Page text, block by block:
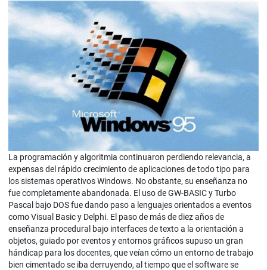
La programación y algoritmia continuaron perdiendo relevancia, a
expensas del rápido crecimiento de aplicaciones de todo tipo para
los sistemas operativos Windows. No obstante, su enseñanza no
fue completamente abandonada. El uso de GW-BASIC y Turbo
Pascal bajo DOS fue dando paso a lenguajes orientados a eventos
como Visual Basic y Delphi. El paso de más de diez años de
enseñanza procedural bajo interfaces de texto a la orientación a
objetos, guiado por eventos y entornos gráficos supuso un gran
hándicap para los docentes, que veían cómo un entorno de trabajo
bien cimentado se iba derruyendo, al tiempo que el software se